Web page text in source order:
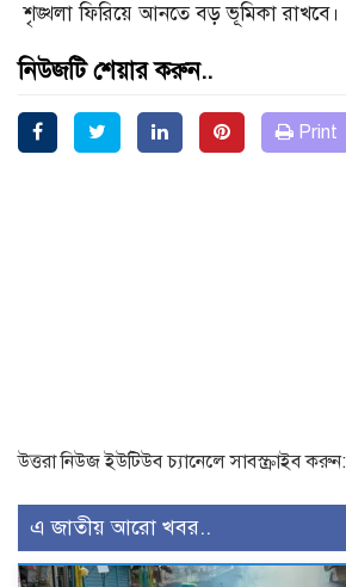
শৃঙ্খলা ফিরিয়ে আনতে বড় ভূমিকা রাখবে।
নিউজটি শেয়ার করুন..
Print
উত্তরা নিউজ ইউটিউব চ্যানেলে সাবস্ক্রাইব করুন:
এ জাতীয় আরো খবর..